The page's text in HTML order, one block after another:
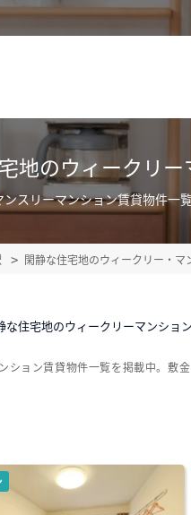
地のウィークリ
スリーマンション賃貸物件
閑静な住宅地のウィークリー・
な住宅地のウィークリーマンショ
ョン賃貸物件一覧を掲載中。敷